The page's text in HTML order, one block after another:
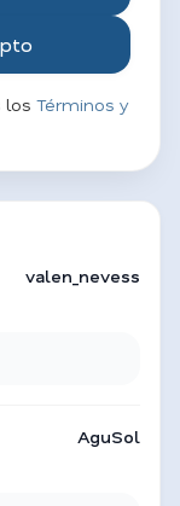
los Términos y
valen_nevess
AguSol